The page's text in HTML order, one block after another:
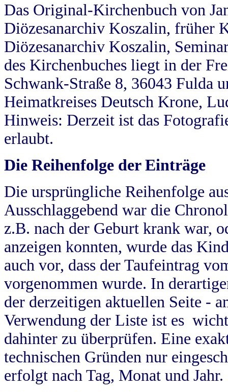
Das Original-Kirchenbuch von
Diözesanarchiv Koszalin, früher
Diözesanarchiv Koszalin,
des Kirchenbuches liegt in der
Schwank-Straße 8, 36043 Fulda
Heimatkreises Deutsch Krone,
Hinweis: Derzeit ist das
erlaubt.
Die Reihenfolge der Einträge
Die ursprüngliche Reihenfolge
Ausschlaggebend war die
z.B. nach der Geburt krank war,
anzeigen konnten, wurde das
auch vor, dass der Taufeintrag
vorgenommen wurde. In
der derzeitigen aktuellen Seite -
Verwendung der Liste ist es
dahinter zu überprüfen. Eine
technischen Gründen nur
erfolgt nach Tag, Monat und Jahr.